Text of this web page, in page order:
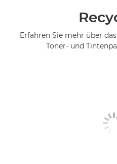
Erfahren Sie mehr über
Toner- und